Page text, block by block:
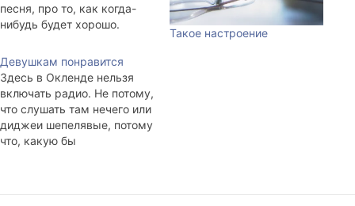
песня, про то, как когда-
нибудь будет хорошо.
Такое настроение
Девушкам понравится
Здесь в Окленде нельзя
включать радио. Не потому,
что слушать там нечего или
диджеи шепелявые, потому
что, какую бы